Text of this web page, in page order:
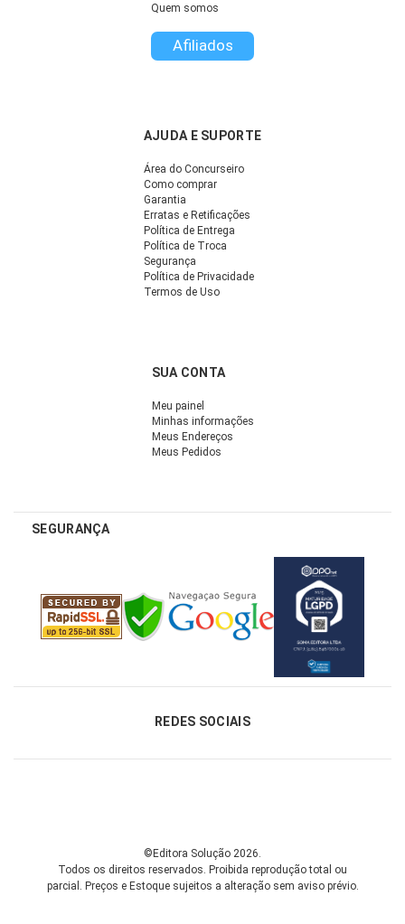
Quem somos
Afiliados
AJUDA E SUPORTE
Área do Concurseiro
Como comprar
Garantia
Erratas e Retificações
Política de Entrega
Política de Troca
Segurança
Política de Privacidade
Termos de Uso
SUA CONTA
Meu painel
Minhas informações
Meus Endereços
Meus Pedidos
SEGURANÇA
REDES SOCIAIS
©Editora Solução 2026.
Todos os direitos reservados. Proibida reprodução total ou
parcial. Preços e Estoque sujeitos a alteração sem aviso prévio.